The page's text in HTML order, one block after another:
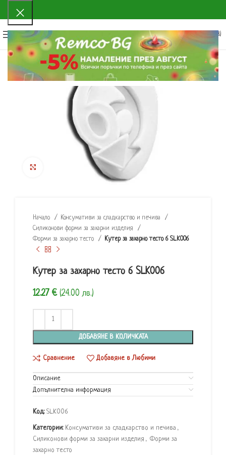
МЕНЮ
0
0.00€ (0.00 ЛВ.)
Начало
Консумативи за сладкарство и печива
Силиконови форми за захарни изделия
Форми за захарно тесто
Кутер за захарно тесто 6 SLK006
Кутер за захарно тесто 6 SLK006
12.27 € (24.00 лв.)
ДОБАВЯНЕ В КОЛИЧКАТА
Сравнение Добавяне в Любими
Описание
Допълнителна информация
Код: SLK006
Категории: Консумативи за сладкарство и печива ,
Силиконови форми за захарни изделия , Форми за
захарно тесто